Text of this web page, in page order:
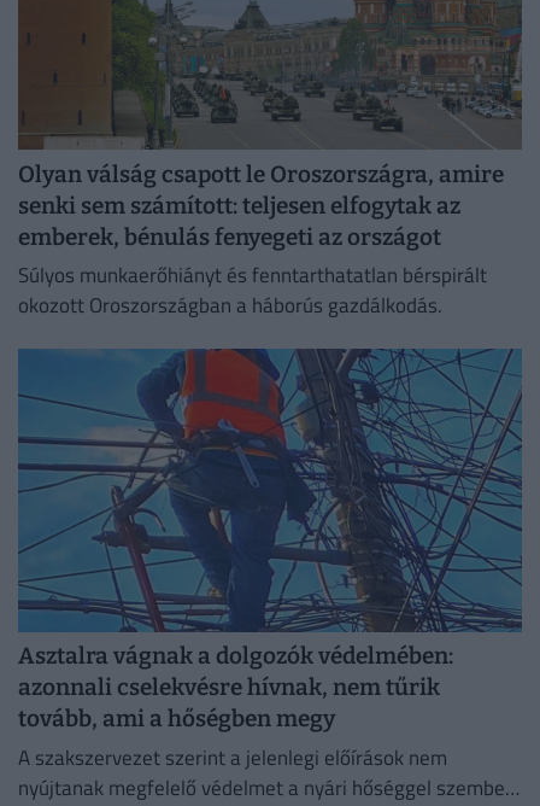
Olyan válság csapott le Oroszországra, amire
senki sem számított: teljesen elfogytak az
emberek, bénulás fenyegeti az országot
Súlyos munkaerőhiányt és fenntarthatatlan bérspirált
okozott Oroszországban a háborús gazdálkodás.
Asztalra vágnak a dolgozók védelmében:
azonnali cselekvésre hívnak, nem tűrik
tovább, ami a hőségben megy
A szakszervezet szerint a jelenlegi előírások nem
nyújtanak megfelelő védelmet a nyári hőséggel szemben,